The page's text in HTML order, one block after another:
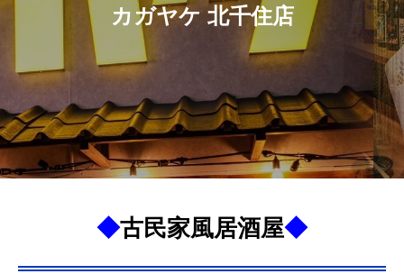
カガヤケ 北千住店
◆古民家風居酒屋◆